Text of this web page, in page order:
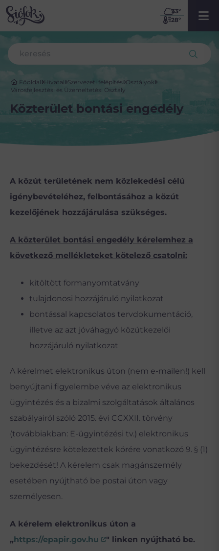
33º
28º
Főoldal Hivatal Szervezeti felépítés Osztályok
Városfejlesztési és Üzemeltetési Osztály
Közterület bontási engedély
A közút területének nem közlekedési célú
igénybevételéhez, felbontásához a közút
kezelőjének hozzájárulása szükséges.
A közterület bontási engedély kérelemhez a
következő mellékleteket kötelező csatolni:
kitöltött formanyomtatvány
tulajdonosi hozzájáruló nyilatkozat
bontással kapcsolatos tervdokumentáció,
illetve az azt jóváhagyó közútkezelői
hozzájáruló nyilatkozat
A kérelmet elektronikus úton (nem e-mailen!) kell
benyújtani figyelembe véve az elektronikus
ügyintézés és a bizalmi szolgáltatások általános
szabályairól szóló 2015. évi CCXXII. törvény
(továbbiakban: E-ügyintézési tv.) elektronikus
ügyintézésre kötelezettek körére vonatkozó 9. § (1)
bekezdését! A kérelem csak magánszemély
esetében nyújtható be postai úton vagy
személyesen.
A kérelem elektronikus úton a
„https://epapir.gov.hu " linken nyújtható be.